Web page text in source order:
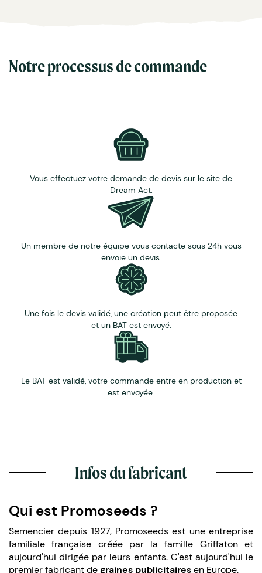
Personnalisation : la carte est gravée au laser et il
est possible d'avoir une découpe spécifique.
, d'autres dimensionsou de quantités inférieures
au minimum indiqué, contactez notre équipe
Notre processus de commande
Vous effectuez votre demande de devis sur le site de
Dream Act.
Un membre de notre équipe vous contacte sous 24h vous
envoie un devis.
Une fois le devis validé, une création peut être proposée
et un BAT est envoyé.
Le BAT est validé, votre commande entre en production et
est envoyée.
Infos du fabricant
Qui est Promoseeds ?
Semencier depuis 1927, Promoseeds est une entreprise
familiale française créée par la famille Griffaton et
aujourd'hui dirigée par leurs enfants. C'est aujourd'hui le
premier fabricant degraines publicitairesen Europe.